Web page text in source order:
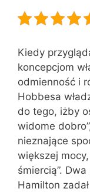
Kiedy
koncepcjom
odmienność i
Hobbesa
do tego, iżby
widome
nieznające
większej
śmiercią”.
Hamilton